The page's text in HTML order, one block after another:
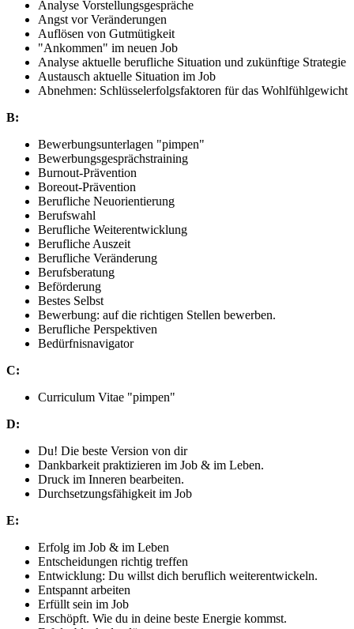
Analyse Vorstellungsgespräche
Angst vor Veränderungen
Auflösen von Gutmütigkeit
"Ankommen" im neuen Job
Analyse aktuelle berufliche Situation und zukünftige Strategie
Austausch aktuelle Situation im Job
Abnehmen: Schlüsselerfolgsfaktoren für das Wohlfühlgewicht
B:
Bewerbungsunterlagen "pimpen"
Bewerbungsgesprächstraining
Burnout-Prävention
Boreout-Prävention
Berufliche Neuorientierung
Berufswahl
Berufliche Weiterentwicklung
Berufliche Auszeit
Berufliche Veränderung
Berufsberatung
Beförderung
Bestes Selbst
Bewerbung: auf die richtigen Stellen bewerben.
Berufliche Perspektiven
Bedürfnisnavigator
C:
Curriculum Vitae "pimpen"
D:
Du! Die beste Version von dir
Dankbarkeit praktizieren im Job & im Leben.
Druck im Inneren bearbeiten.
Durchsetzungsfähigkeit im Job
E:
Erfolg im Job & im Leben
Entscheidungen richtig treffen
Entwicklung: Du willst dich beruflich weiterentwickeln.
Entspannt arbeiten
Erfüllt sein im Job
Erschöpft. Wie du in deine beste Energie kommst.